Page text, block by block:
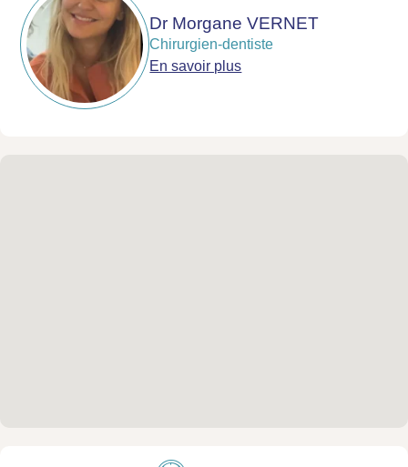
Dr Morgane VERNET
Chirurgien-dentiste
En savoir plus